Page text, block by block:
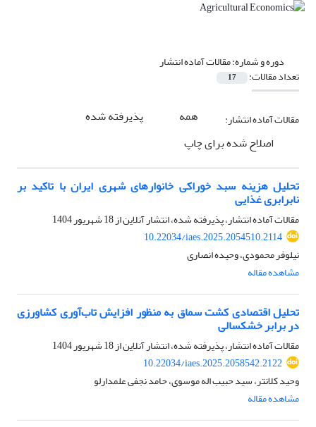
دوره و شماره:مقالات آماده انتشار
تعداد مقالات: 17
مقالات آماده انتشار: همه
پذیرفته شده
اصلاح شده برای چاپ
تحلیل هزینه سبد خوراکی‌ خانوارهای شهری ایران با تاکید بر
نابرابری غذایی
مقالات آماده انتشار، پذیرفته شده، انتشار آنلاین از18 شهریور 1404
10.22034/iaes.2025.2054510.2114
نیلوفر محمودی، وحیده انصاری
مشاهده مقاله
تحلیل اقتصادی کشت سماق به منظور افزایش تاب‌آوری کشاورزی
در برابر خشکسالی
مقالات آماده انتشار، پذیرفته شده، انتشار آنلاین از18 شهریور 1404
10.22034/iaes.2025.2058542.2122
وحید کلانتر، سید حبیب اله موسوی، حامد نجفی علمدارلو
مشاهده مقاله